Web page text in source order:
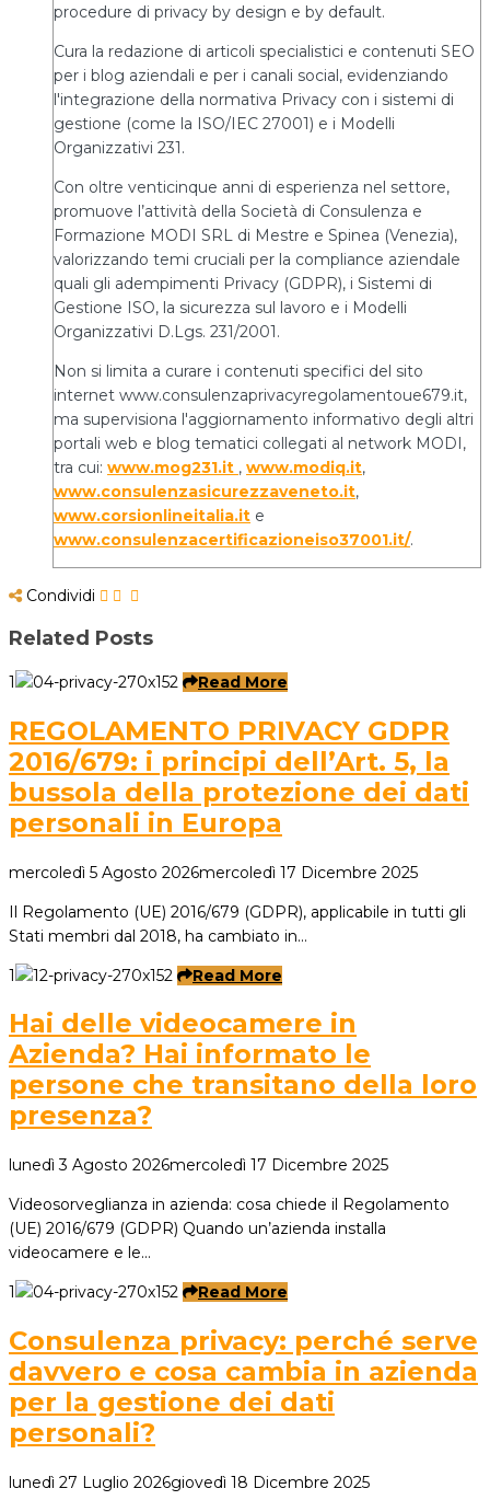
procedure di privacy by design e by default.
Cura la redazione di articoli specialistici e contenuti SEO
per i blog aziendali e per i canali social, evidenziando
l'integrazione della normativa Privacy con i sistemi di
gestione (come la ISO/IEC 27001) e i Modelli
Organizzativi 231.
Con oltre venticinque anni di esperienza nel settore,
promuove l’attività della Società di Consulenza e
Formazione MODI SRL di Mestre e Spinea (Venezia),
valorizzando temi cruciali per la compliance aziendale
quali gli adempimenti Privacy (GDPR), i Sistemi di
Gestione ISO, la sicurezza sul lavoro e i Modelli
Organizzativi D.Lgs. 231/2001.
Non si limita a curare i contenuti specifici del sito
internet www.consulenzaprivacyregolamentoue679.it,
ma supervisiona l'aggiornamento informativo degli altri
portali web e blog tematici collegati al network MODI,
tra cui: www.mog231.it , www.modiq.it,
www.consulenzasicurezzaveneto.it,
www.corsionlineitalia.it e
www.consulenzacertificazioneiso37001.it/.
Condividi
Related Posts
1 Read More
REGOLAMENTO PRIVACY GDPR
2016/679: i principi dell’Art. 5, la
bussola della protezione dei dati
personali in Europa
mercoledì 5 Agosto 2026mercoledì 17 Dicembre 2025
Il Regolamento (UE) 2016/679 (GDPR), applicabile in tutti gli
Stati membri dal 2018, ha cambiato in…
1
Read More
Hai delle videocamere in
Azienda? Hai informato le
persone che transitano della loro
presenza?
lunedì 3 Agosto 2026mercoledì 17 Dicembre 2025
Videosorveglianza in azienda: cosa chiede il Regolamento
(UE) 2016/679 (GDPR) Quando un’azienda installa
videocamere e le…
1
Read More
Consulenza privacy: perché serve
davvero e cosa cambia in azienda
per la gestione dei dati
personali?
lunedì 27 Luglio 2026giovedì 18 Dicembre 2025